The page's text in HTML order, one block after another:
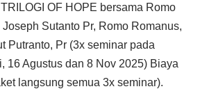
OF HOPE bersama Romo
Sutanto Pr, Romo Romanus,
Putranto, Pr (3x seminar pada
16 Agustus dan 8 Nov 2025) Biaya
langsung semua 3x seminar).